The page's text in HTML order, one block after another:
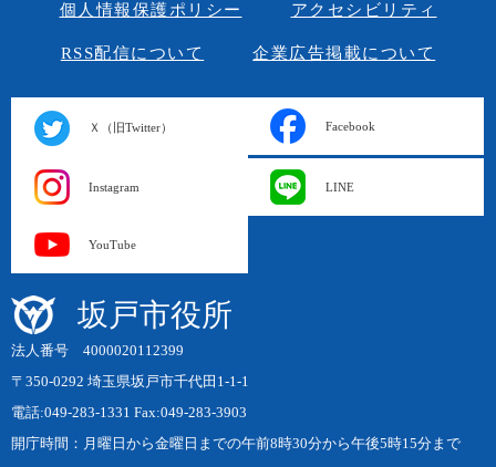
個人情報保護ポリシー アクセシビリティ
RSS配信について 企業広告掲載について
Ｘ（旧Twitter） Facebook
Instagram LINE
YouTube
坂戸市役所
法人番号 4000020112399
〒350-0292 埼玉県坂戸市千代田1-1-1
電話:049-283-1331 Fax:049-283-3903
開庁時間：月曜日から金曜日までの午前8時30分から午後5時15分まで